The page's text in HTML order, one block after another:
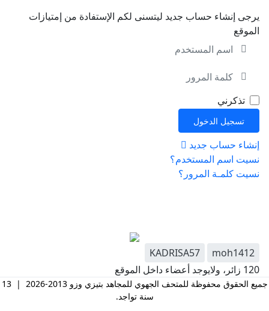
يرجى إنشاء حساب جديد ليتسنى لكم الإستفادة من إمتيازات
الموقع
تذكرني
تسجيل الدخول
إنشاء حساب جديد
نسيت اسم المستخدم؟
نسيت كلمـة المرور؟
moh1412
KADRISA57
120 زائر، ولايوجد أعضاء داخل الموقع
جميع الحقوق محفوظة للمتحف الجهوي للمجاهد بتيزي وزو 2013-2026 | 13
سنة تواجد.